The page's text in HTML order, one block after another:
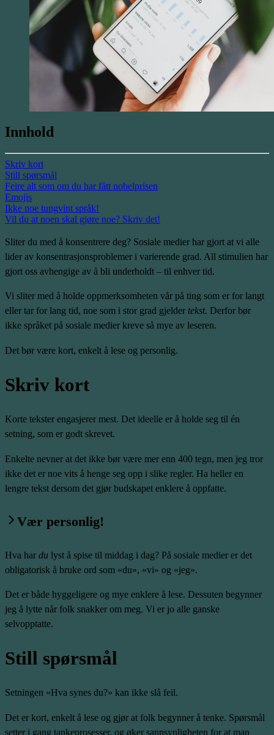
Innhold
Skriv kort
Still spørsmål
Feire alt som om du har fått nobelprisen
Emojis
Ikke noe tungvint språk!
Vil du at noen skal gjøre noe? Skriv det!
Sliter du med å konsentrere deg? Sosiale medier har gjort at vi alle
lider av konsentrasjonsproblemer i varierende grad. All stimulien har
gjort oss avhengige av å bli underholdt – til enhver tid.
Vi sliter med å holde oppmerksomheten vår på ting som er for langt
eller tar for lang tid, noe som i stor grad gjelder tekst. Derfor bør
ikke språket på sosiale medier kreve så mye av leseren.
Det bør være kort, enkelt å lese og personlig.
Skriv kort
Korte tekster engasjerer mest. Det ideelle er å holde seg til én
setning, som er godt skrevet.
Enkelte nevner at det ikke bør være mer enn 400 tegn, men jeg tror
ikke det er noe vits å henge seg opp i slike regler. Ha heller en
lengre tekst dersom det gjør budskapet enklere å oppfatte.
Vær personlig!
Hva har du lyst å spise til middag i dag? På sosiale medier er det
obligatorisk å bruke ord som «du», «vi» og «jeg».
Det er både hyggeligere og mye enklere å lese. Dessuten begynner
jeg å lytte når folk snakker om meg. Vi er jo alle ganske
selvopptatte.
Still spørsmål
Setningen «Hva synes du?» kan ikke slå feil.
Det er kort, enkelt å lese og gjør at folk begynner å tenke. Spørsmål
setter i gang tankeprosesser, og øker sannsynligheten for at man